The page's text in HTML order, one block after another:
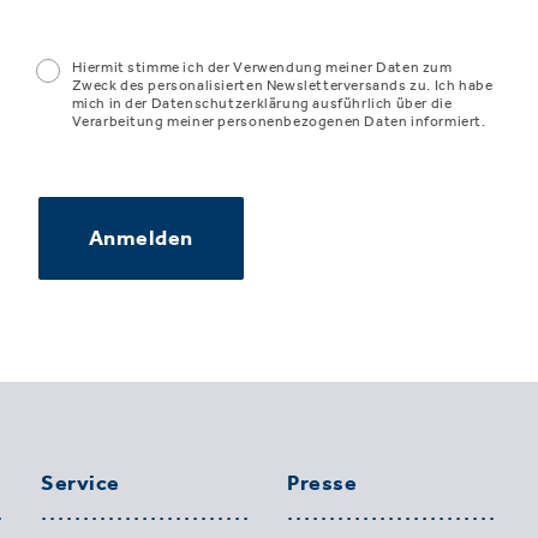
Hiermit stimme ich der Verwendung meiner Daten zum
Zweck des personalisierten Newsletterversands zu. Ich habe
mich in der Datenschutzerklärung ausführlich über die
Verarbeitung meiner personenbezogenen Daten informiert.
Anmelden
Service Presse